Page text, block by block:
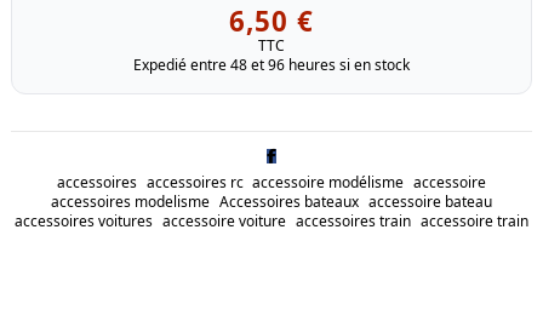
6,50 €
TTC
Expedié entre 48 et 96 heures si en stock
accessoires accessoires rc accessoire modélisme accessoire
accessoires modelisme Accessoires bateaux accessoire bateau
accessoires voitures accessoire voiture accessoires train accessoire train